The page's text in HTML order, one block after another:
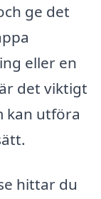
ge det
eller en
det viktigt
kan utföra
hittar du